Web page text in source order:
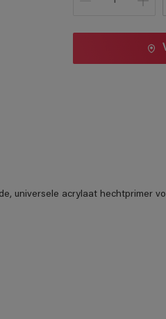
universele acrylaat hechtprimer